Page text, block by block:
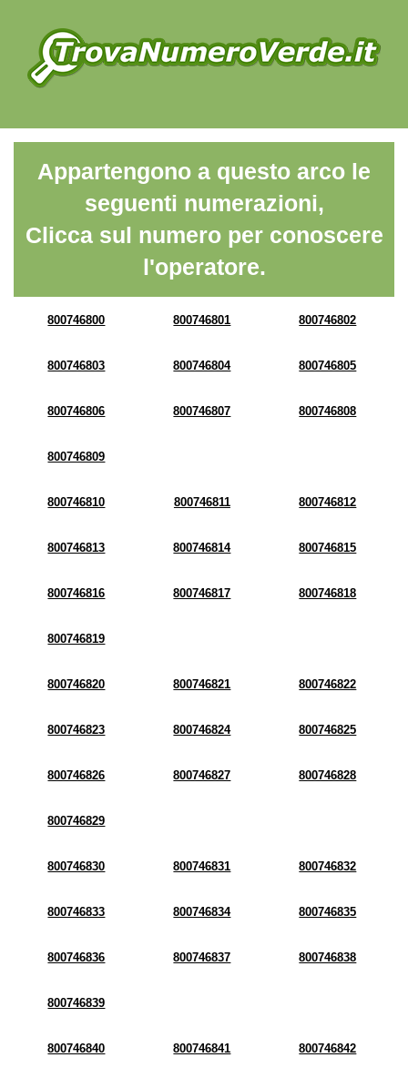
Appartengono a questo arco le
seguenti numerazioni,
Clicca sul numero per conoscere
l'operatore.
800746800 800746801 800746802
800746803 800746804 800746805
800746806 800746807 800746808
800746809
800746810 800746811 800746812
800746813 800746814 800746815
800746816 800746817 800746818
800746819
800746820 800746821 800746822
800746823 800746824 800746825
800746826 800746827 800746828
800746829
800746830 800746831 800746832
800746833 800746834 800746835
800746836 800746837 800746838
800746839
800746840 800746841 800746842